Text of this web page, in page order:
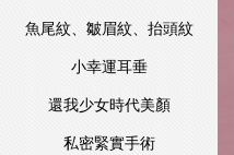
魚尾紋、皺眉紋、抬頭紋
小幸運耳垂
還我少女時代美顏
私密緊實手術